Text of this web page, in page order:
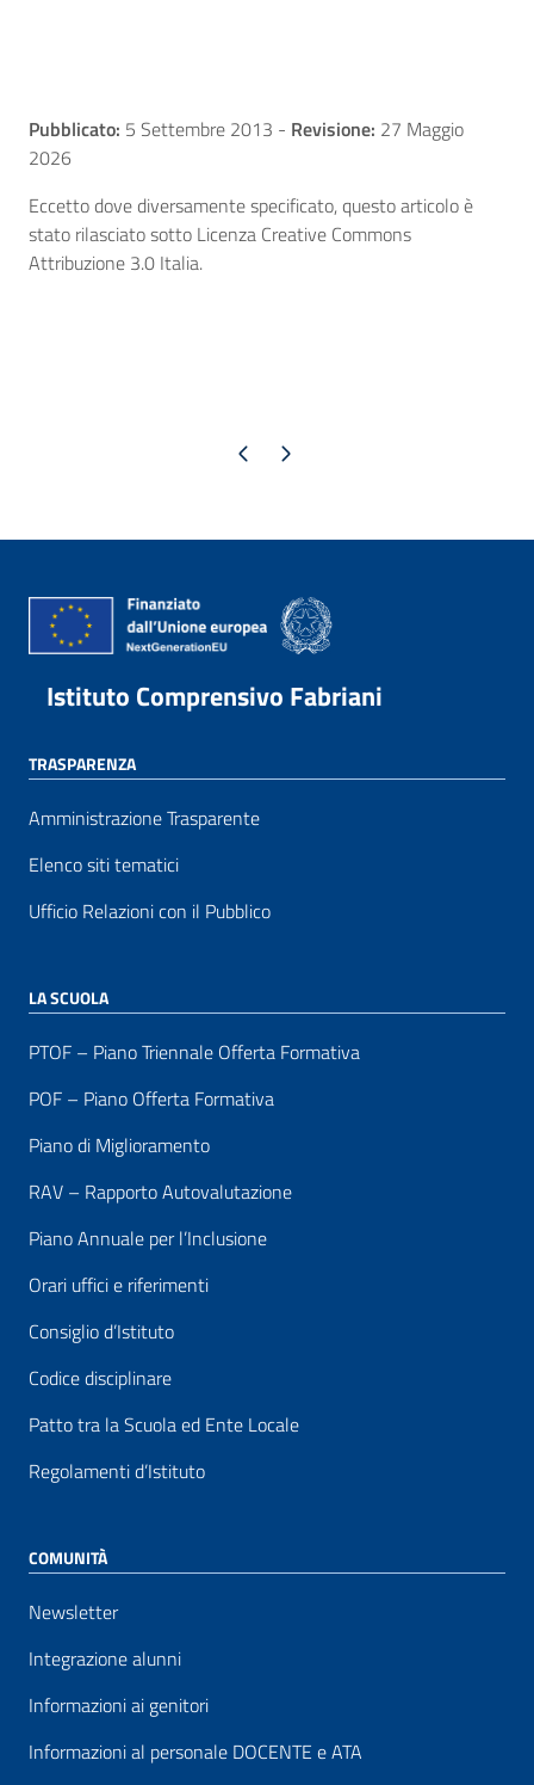
Pubblicato: 5 Settembre 2013 - Revisione: 27 Maggio
2026
Eccetto dove diversamente specificato, questo articolo è
stato rilasciato sotto Licenza Creative Commons
Attribuzione 3.0 Italia.
Pagina precedente
Pagina successiva
Istituto Comprensivo Fabriani
TRASPARENZA
Amministrazione Trasparente
Elenco siti tematici
Ufficio Relazioni con il Pubblico
LA SCUOLA
PTOF – Piano Triennale Offerta Formativa
POF – Piano Offerta Formativa
Piano di Miglioramento
RAV – Rapporto Autovalutazione
Piano Annuale per l’Inclusione
Orari uffici e riferimenti
Consiglio d’Istituto
Codice disciplinare
Patto tra la Scuola ed Ente Locale
Regolamenti d’Istituto
COMUNITÀ
Newsletter
Integrazione alunni
Informazioni ai genitori
Informazioni al personale DOCENTE e ATA